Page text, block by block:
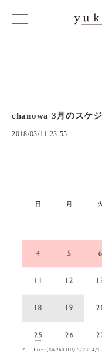
chanowa 3月のスケ
2018/03/11 23:55